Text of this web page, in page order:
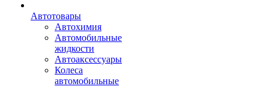
Автотовары
Автохимия
Автомобильные
жидкости
Автоаксессуары
Колеса
автомобильные